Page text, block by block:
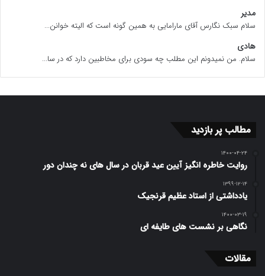
مدیر
سلام سبک نگارس آقای مارامایی به همین گونه است که الیته خوانن...
هادی
سلام. من نمیدونم این مطلب چه سودی برای مخاطبین دارد که در سا...
مطالب پر بازدید
۱۴۰۰-۰۴-۲۴
روایت خاطره انگیز آیین عید قربان در سال های نه چندان دور
۱۳۹۹-۱۲-۱۴
یادداشتی از استاد عظیم قرنجیک
۱۴۰۰-۰۳-۱۹
نگاهی بر نشست های طایفه ای
مقالات